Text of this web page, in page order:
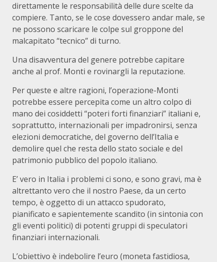
direttamente le responsabilità delle dure scelte da
compiere. Tanto, se le cose dovessero andar male, se
ne possono scaricare le colpe sul groppone del
malcapitato “tecnico” di turno.
Una disavventura del genere potrebbe capitare
anche al prof. Monti e rovinargli la reputazione.
Per queste e altre ragioni, l’operazione-Monti
potrebbe essere percepita come un altro colpo di
mano dei cosiddetti “poteri forti finanziari” italiani e,
soprattutto, internazionali per impadronirsi, senza
elezioni democratiche, del governo dell’Italia e
demolire quel che resta dello stato sociale e del
patrimonio pubblico del popolo italiano.
E’ vero in Italia i problemi ci sono, e sono gravi, ma è
altrettanto vero che il nostro Paese, da un certo
tempo, è oggetto di un attacco spudorato,
pianificato e sapientemente scandito (in sintonia con
gli eventi politici) di potenti gruppi di speculatori
finanziari internazionali.
L’obiettivo è indebolire l’euro (moneta fastidiosa,